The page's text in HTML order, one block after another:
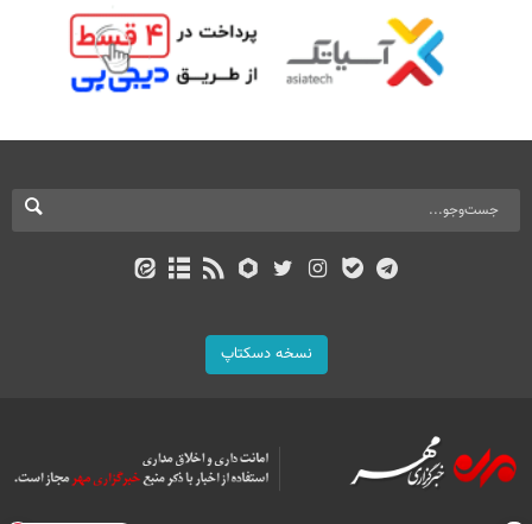
نسخه دسکتاپ